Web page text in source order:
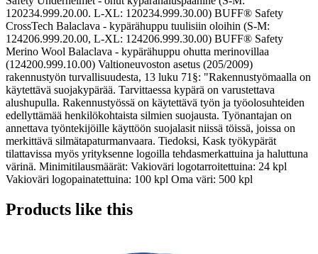
120234.999.20.00. L-XL: 120234.999.30.00) BUFF® Safety
CrossTech Balaclava - kypärähuppu tuulisiin oloihin (S-M:
124206.999.20.00, L-XL: 124206.999.30.00) BUFF® Safety
Merino Wool Balaclava - kypärähuppu ohutta merinovillaa
(124200.999.10.00) Valtioneuvoston asetus (205/2009)
rakennustyön turvallisuudesta, 13 luku 71§: "Rakennustyömaalla on
käytettävä suojakypärää. Tarvittaessa kypärä on varustettava
alushupulla. Rakennustyössä on käytettävä työn ja työolosuhteiden
edellyttämää henkilökohtaista silmien suojausta. Työnantajan on
annettava työntekijöille käyttöön suojalasit niissä töissä, joissa on
merkittävä silmätapaturmanvaara. Tiedoksi, Kask työkypärät
tilattavissa myös yrityksenne logoilla tehdasmerkattuina ja haluttuna
värinä. Minimitilausmäärät: Vakioväri logotarroitettuina: 24 kpl
Vakioväri logopainatettuina: 100 kpl Oma väri: 500 kpl
Products like this